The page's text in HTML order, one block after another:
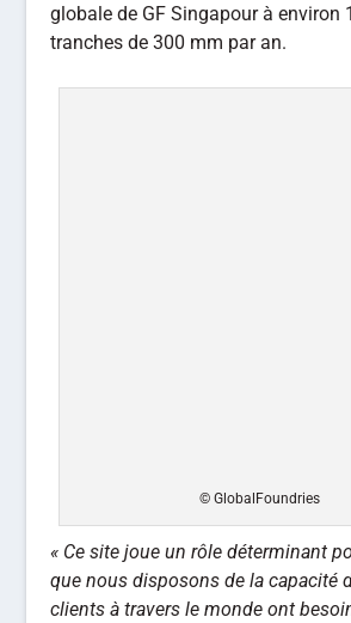
globale de GF Singapour à environ
tranches de 300 mm par an.
© GlobalFoundries
« Ce site joue un rôle déterminant
que nous disposons de la capacité
clients à travers le monde ont